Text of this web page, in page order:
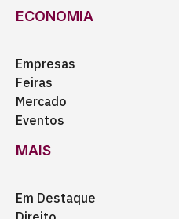
ECONOMIA
Empresas
Feiras
Mercado
Eventos
MAIS
Em Destaque